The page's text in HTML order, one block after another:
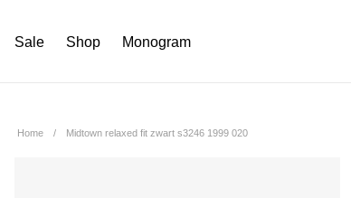
Sale Shop Monogram
Home Midtown relaxed fit zwart s3246 1999 020